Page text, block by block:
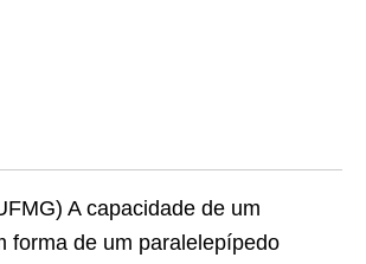
A capacidade de um
forma de um paralelepípedo